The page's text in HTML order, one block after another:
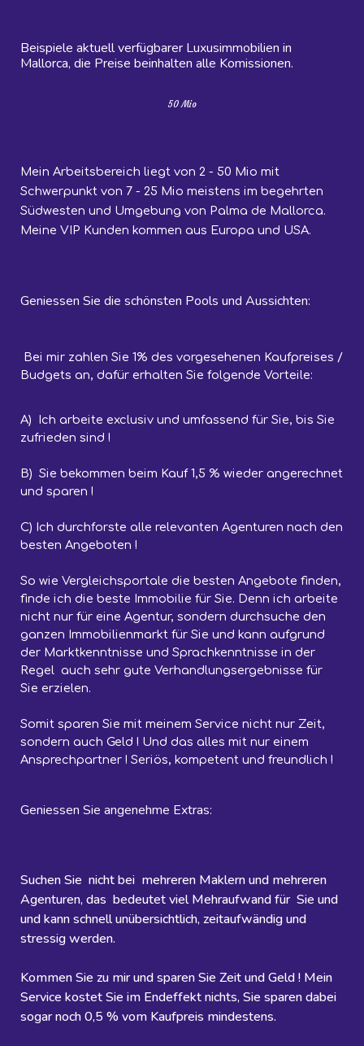
Beispiele aktuell verfügbarer Luxusimmobilien in
Mallorca, die Preise beinhalten alle Komissionen.
50 Mio
Mein Arbeitsbereich liegt von 2 -50 Mio mit
Schwerpunkt von7 - 25 Mio meistens im begehrten
Südwesten und Umgebung von Palma de Mallorca.
Meine VIP Kunden kommen aus Europa und USA.
Geniessen Sie die schönsten Pools und Aussichten:
Bei mir zahlen Sie 1% des vorgesehenen Kaufpreises /
Budgets an, dafür erhalten Sie folgende Vorteile:
A) Ich arbeite exclusiv und umfassend für Sie, bis Sie
zufrieden sind !
B) Sie bekommen beim Kauf 1,5 % wieder angerechnet
und sparen !
C) Ich durchforste alle relevanten Agenturen nach den
besten Angeboten !
So wie Vergleichsportale die besten Angebote finden,
finde ich die beste Immobilie für Sie. Denn ich arbeite
nicht nur für eine Agentur, sondern durchsuche den
ganzen Immobilienmarkt für Sie und kann aufgrund
der Marktkenntnisse und Sprachkenntnisse in der
Regel auch sehr gute Verhandlungsergebnisse für
Sie erzielen.
Somit sparen Sie mit meinem Service nicht nur Zeit,
sondern auch Geld ! Und das alles mit nur einem
Ansprechpartner ! Seriös, kompetent und freundlich !
Geniessen Sie angenehme Extras:
Suchen Sie nicht bei mehreren Maklern und mehreren
Agenturen, das bedeutet viel Mehraufwand für Sie und
und kann schnell unübersichtlich, zeitaufwändig und
stressig werden.
Kommen Sie zu mir und sparen Sie Zeit und Geld ! Mein
Service kostet Sie im Endeffekt nichts, Sie sparen dabei
sogar noch 0,5 % vom Kaufpreis mindestens.